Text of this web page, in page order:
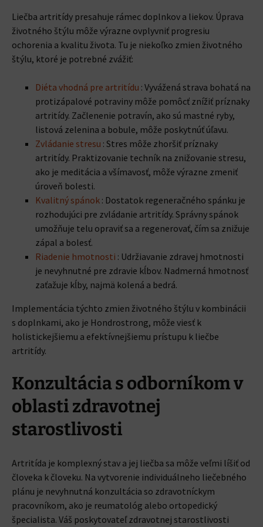
Liečba artritídy presahuje rámec doplnkov a liekov. Úprava
životného štýlu môže výrazne ovplyvniť progresiu
ochorenia a kvalitu života. Tu je niekoľko zmien životného
štýlu, ktoré je potrebné zvážiť:
Diéta vhodná pre artritídu : Vyvážená strava bohatá na
protizápalové potraviny môže pomôcť znížiť príznaky
artritídy. Začlenenie potravín, ako sú mastné ryby,
listová zelenina a bobule, môže poskytnúť úľavu.
Zvládanie stresu : Stres môže zhoršiť príznaky
artritídy. Praktizovanie techník na znižovanie stresu,
ako je meditácia a všímavosť, môže výrazne zmeniť
úroveň bolesti.
Kvalitný spánok : Dostatok regeneračného spánku je
rozhodujúci pre zvládanie artritídy. Správny spánok
umožňuje telu opraviť sa a regenerovať, čím sa znižuje
zápal a bolesť.
Riadenie hmotnosti : Udržiavanie zdravej hmotnosti
je nevyhnutné pre zdravie kĺbov. Nadmerná hmotnosť
zaťažuje kĺby, najmä kolená a bedrá.
Implementácia týchto zmien životného štýlu v kombinácii
s doplnkami, ako je Hondrostrong, môže viesť k
holistickejšiemu a efektívnejšiemu prístupu k liečbe
artritídy.
Konzultácia s odborníkom v
oblasti zdravotnej
starostlivosti
Artritída je komplexný stav a jej liečba sa môže veľmi líšiť od
človeka k človeku. Na vytvorenie individuálneho liečebného
plánu je nevyhnutná konzultácia so zdravotníckym
pracovníkom, ako je reumatológ alebo ortopedický
špecialista. Váš poskytovateľ zdravotnej starostlivosti